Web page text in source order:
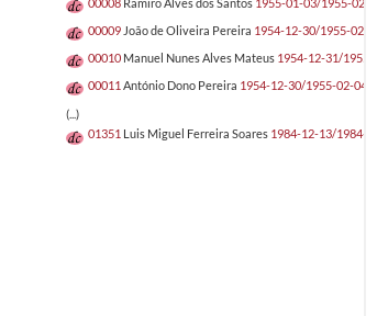
00009 João de Oliveira Pereira 1954-12-30/1955-02-04
00010 Manuel Nunes Alves Mateus 1954-12-31/1955-
00011 António Dono Pereira 1954-12-30/1955-02-04
(...)
01351 Luis Miguel Ferreira Soares 1984-12-13/1984-